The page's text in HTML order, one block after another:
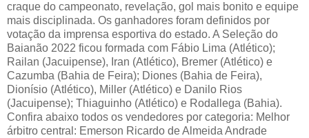
craque do campeonato, revelação, gol mais bonito e equipe
mais disciplinada. Os ganhadores foram definidos por
votação da imprensa esportiva do estado. A Seleção do
Baianão 2022 ficou formada com Fábio Lima (Atlético);
Railan (Jacuipense), Iran (Atlético), Bremer (Atlético) e
Cazumba (Bahia de Feira); Diones (Bahia de Feira),
Dionísio (Atlético), Miller (Atlético) e Danilo Rios
(Jacuipense); Thiaguinho (Atlético) e Rodallega (Bahia).
Confira abaixo todos os vendedores por categoria: Melhor
árbitro central: Emerson Ricardo de Almeida Andrade